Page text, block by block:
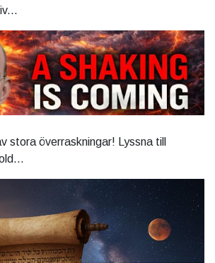
stora överraskningar! Lyssna till